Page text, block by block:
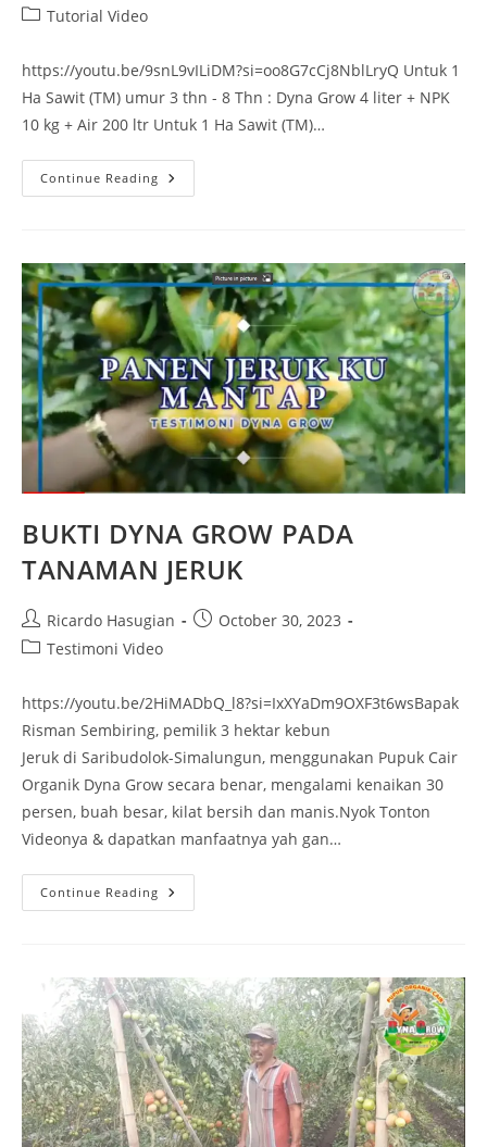
Tutorial Video
https://youtu.be/9snL9vILiDM?si=oo8G7cCj8NblLryQ Untuk 1
Ha Sawit (TM) umur 3 thn - 8 Thn : Dyna Grow 4 liter + NPK
10 kg + Air 200 ltr Untuk 1 Ha Sawit (TM)…
Continue Reading
BUKTI DYNA GROW PADA
TANAMAN JERUK
Ricardo Hasugian
October 30, 2023
Testimoni Video
https://youtu.be/2HiMADbQ_l8?si=IxXYaDm9OXF3t6wsBapak
Risman Sembiring, pemilik 3 hektar kebun
Jeruk di Saribudolok-Simalungun, menggunakan Pupuk Cair
Organik Dyna Grow secara benar, mengalami kenaikan 30
persen, buah besar, kilat bersih dan manis.Nyok Tonton
Videonya & dapatkan manfaatnya yah gan…
Continue Reading